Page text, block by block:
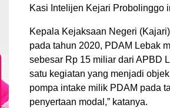
Kasi Intelijen Kejari Probolinggo
Kepala Kejaksaan Negeri
pada tahun 2020, PDAM Lebak
sebesar Rp 15 miliar dari APBD
satu kegiatan yang menjadi
pompa intake milik PDAM pada
penyertaan modal,” katanya.